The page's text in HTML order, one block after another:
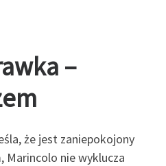
–
że jest zaniepokojony
Marincolo nie wyklucza